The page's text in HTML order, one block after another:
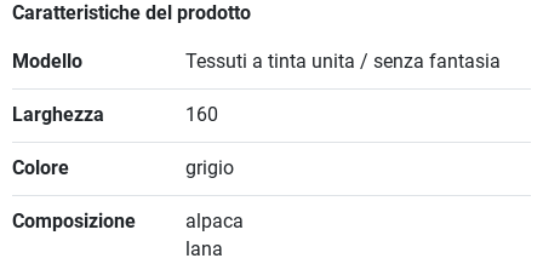
Caratteristiche del prodotto
Modello Tessuti a tinta unita / senza fantasia
Larghezza 160
Colore grigio
Composizione
alpaca
lana